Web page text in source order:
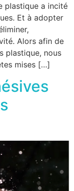
plastique a incité
Et à adopter
Alors afin de
plastique, nous
mises […]